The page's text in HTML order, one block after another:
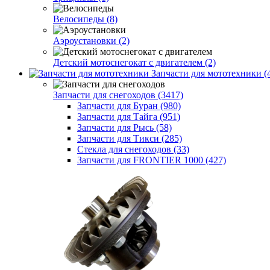
Велосипеды (8)
Аэроустановки (2)
Детский мотоснегокат с двигателем (2)
Запчасти для мототехники
Запчасти для снегоходов (3417)
Запчасти для Буран (980)
Запчасти для Тайга (951)
Запчасти для Рысь (58)
Запчасти для Тикси (285)
Стекла для снегоходов (33)
Запчасти для FRONTIER 1000 (427)